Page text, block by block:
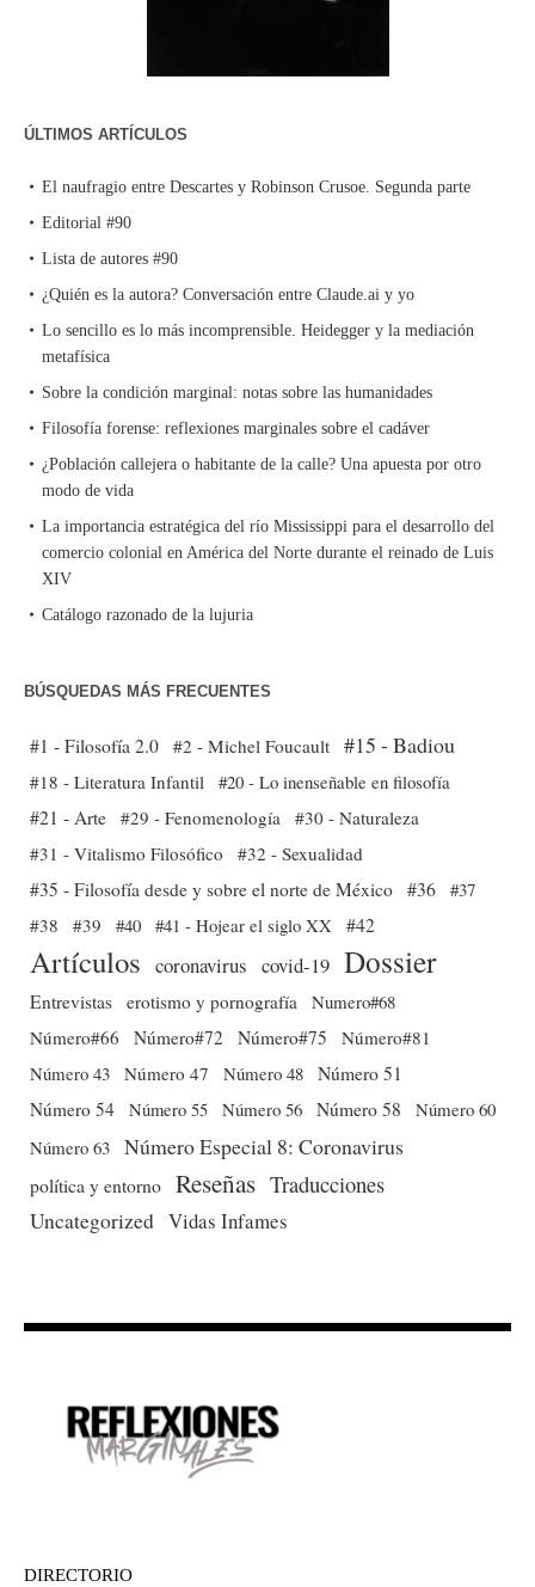
ÚLTIMOS ARTÍCULOS
El naufragio entre Descartes y Robinson Crusoe. Segunda parte
Editorial #90
Lista de autores #90
¿Quién es la autora? Conversación entre Claude.ai y yo
Lo sencillo es lo más incomprensible. Heidegger y la mediación
metafísica
Sobre la condición marginal: notas sobre las humanidades
Filosofía forense: reflexiones marginales sobre el cadáver
¿Población callejera o habitante de la calle? Una apuesta por otro
modo de vida
La importancia estratégica del río Mississippi para el desarrollo del
comercio colonial en América del Norte durante el reinado de Luis
XIV
Catálogo razonado de la lujuria
BÚSQUEDAS MÁS FRECUENTES
#1 - Filosofía 2.0 #2 - Michel Foucault #15 - Badiou
#18 - Literatura Infantil #20 - Lo inenseñable en filosofía
#21 - Arte #29 - Fenomenología
#30 - Naturaleza
#31 - Vitalismo Filosófico
#32 - Sexualidad
#35 - Filosofía desde y sobre el norte de México #36 #37
#38
#39 #40 #41 - Hojear el siglo XX #42
Artículos coronavirus covid-19 Dossier
Entrevistas erotismo y pornografía
Numero#68
Número#66
Número#72 Número#75
Número#81
Número 43 Número 47 Número 48 Número 51
Número 54 Número 55 Número 56 Número 58
Número 60
Número 63 Número Especial 8: Coronavirus
política y entorno Reseñas Traducciones
Uncategorized Vidas Infames
DIRECTORIO